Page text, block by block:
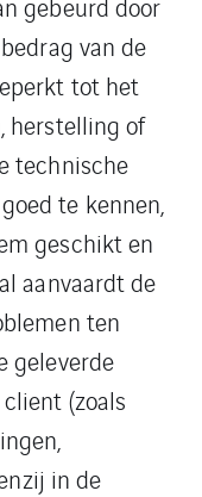
van de
tot het
herstelling of
technische
te kennen,
geschikt en
aanvaardt de
ten
geleverde
(zoals
in de